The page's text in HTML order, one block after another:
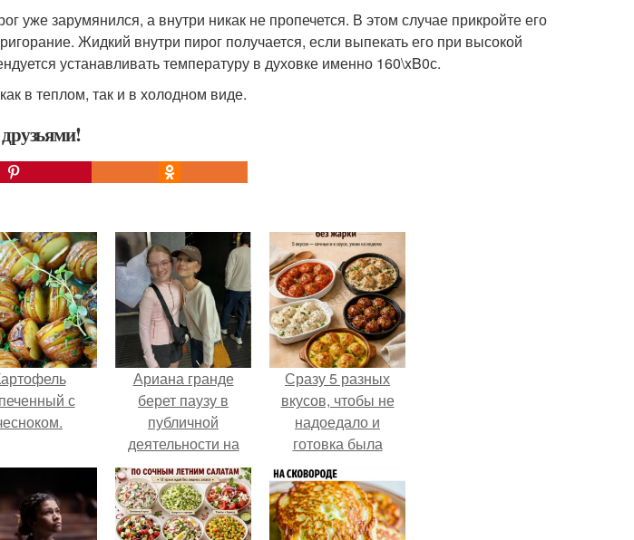
уже зарумянился, а внутри никак не пропечется. В этом случае прикройте его
Жидкий внутри пирог получается, если выпекать его при высокой
устанавливать температуру в духовке именно 160\xB0с.
в теплом, так и в холодном виде.
с
Ариана гранде
берет паузу в
публичной
деятельности на
фоне слухов о
своем здоровье.
Сразу 5 разных
вкусов, чтобы не
надоедало и
готовка была
проще.